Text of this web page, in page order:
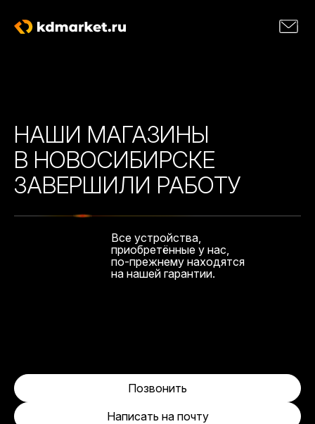
НАШИ МАГАЗИНЫ
В НОВОСИБИРСКЕ
ЗАВЕРШИЛИ РАБОТУ
Все устройства,
приобретённые у нас,
по-прежнему находятся
на нашей гарантии.
Написать на почту
Позвонить